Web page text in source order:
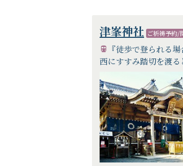
津峯神社 ご祈祷予約/
『徒歩で登られる
西にすすみ踏切を渡る